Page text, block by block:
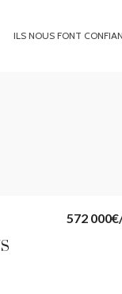
ILS NOUS FONT
572 000€